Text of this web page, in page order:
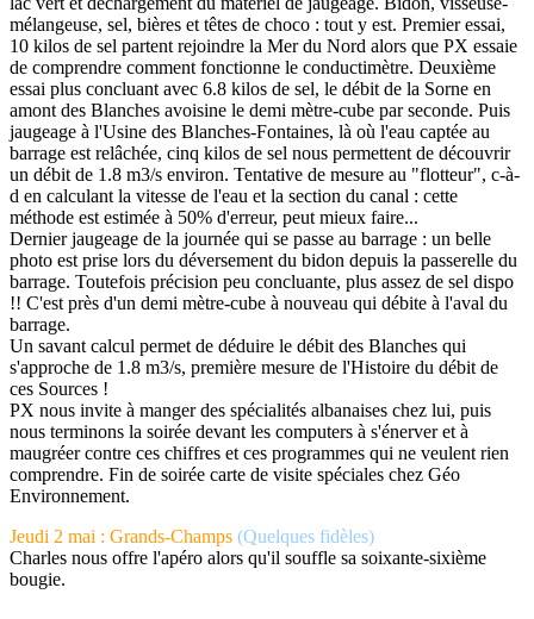
mélangeuse, sel, bières et têtes de choco : tout y est. Premier essai,
10 kilos de sel partent rejoindre la Mer du Nord alors que PX essaie
de comprendre comment fonctionne le conductimètre. Deuxième
essai plus concluant avec 6.8 kilos de sel, le débit de la Sorne en
amont des Blanches avoisine le demi mètre-cube par seconde. Puis
jaugeage à l'Usine des Blanches-Fontaines, là où l'eau captée au
barrage est relâchée, cinq kilos de sel nous permettent de découvrir
un débit de 1.8 m3/s environ. Tentative de mesure au "flotteur", c-à-
d en calculant la vitesse de l'eau et la section du canal : cette
méthode est estimée à 50% d'erreur, peut mieux faire...
Dernier jaugeage de la journée qui se passe au barrage : un belle
photo est prise lors du déversement du bidon depuis la passerelle du
barrage. Toutefois précision peu concluante, plus assez de sel dispo
!! C'est près d'un demi mètre-cube à nouveau qui débite à l'aval du
barrage.
Un savant calcul permet de déduire le débit des Blanches qui
s'approche de 1.8 m3/s, première mesure de l'Histoire du débit de
ces Sources !
PX nous invite à manger des spécialités albanaises chez lui, puis
nous terminons la soirée devant les computers à s'énerver et à
maugréer contre ces chiffres et ces programmes qui ne veulent rien
comprendre. Fin de soirée carte de visite spéciales chez Géo
Environnement.
Jeudi 2 mai : Grands-Champs (Quelques fidèles)
Charles nous offre l'apéro alors qu'il souffle sa soixante-sixième
bougie.